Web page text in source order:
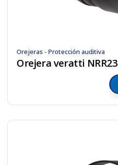
Orejeras - Protección auditiva
Orejera veratti NRR23